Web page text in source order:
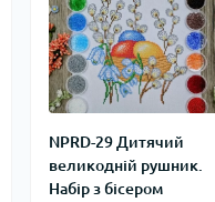
NPRD-29 Дитячий
великодній рушник.
Набір з бісером